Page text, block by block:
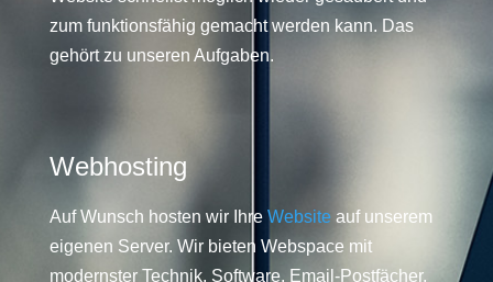
zum funktionsfähig gemacht werden kann. Das
gehört zu unseren Aufgaben.
Webhosting
Auf Wunsch hosten wir Ihre Website auf unserem
eigenen Server. Wir bieten Webspace mit
modernster Technik, Software, Email-Postfächer,